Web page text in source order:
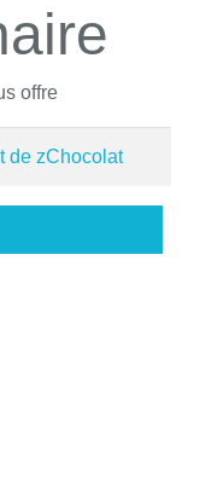
offre
de zChocolat